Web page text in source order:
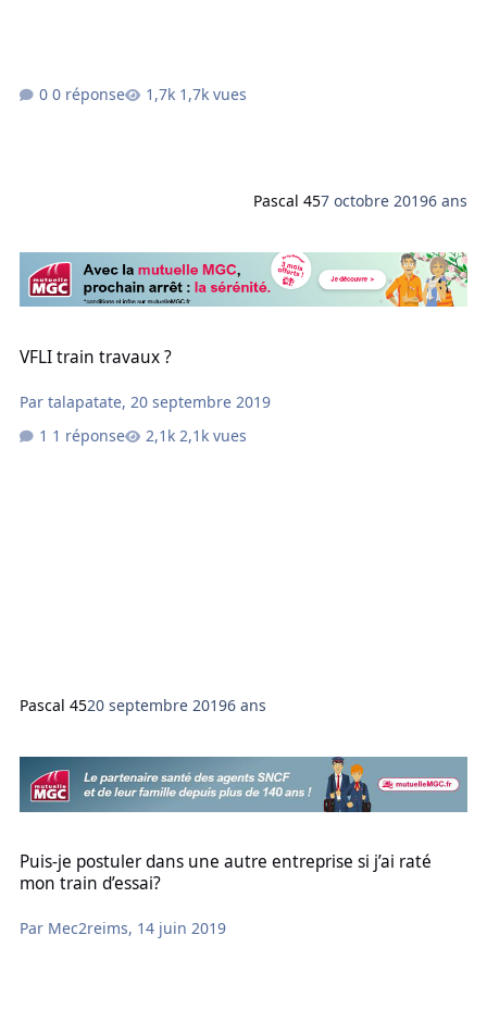
0 réponse 1,7k vues
Pascal 457 octobre 20196 ans
VFLI train travaux ?
Partalapatate,20 septembre 2019
1 réponse
2,1k vues
Pascal 4520 septembre 20196 ans
Puis-je postuler dans une autre entreprise si j’ai raté
mon train d’essai?
Par Mec2reims, 14 juin 2019